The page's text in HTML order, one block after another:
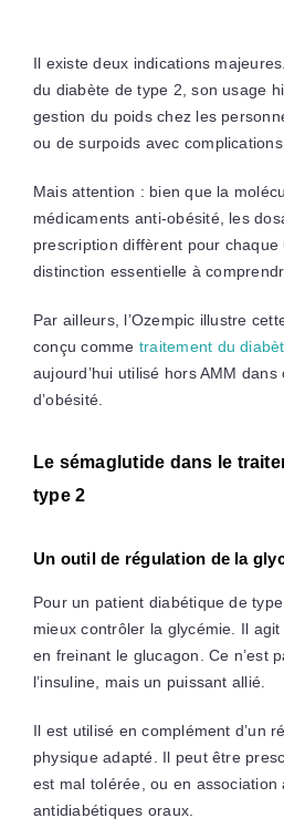
Il existe deux indications
du diabète de type 2, son usage
gestion du poids chez les
ou de surpoids avec complications.
Mais attention : bien que la
médicaments anti-obésité, les
prescription diffèrent pour chaque
distinction essentielle à
Par ailleurs, l’Ozempic illustre
conçu comme traitement du
aujourd’hui utilisé hors AMM
d’obésité.
Le sémaglutide dans le
type 2
Un outil de régulation de la
Pour un patient diabétique de
mieux contrôler la glycémie. Il
en freinant le glucagon. Ce n’est
l’insuline, mais un puissant allié.
Il est utilisé en complément d’un
physique adapté. Il peut être
est mal tolérée, ou en association
antidiabétiques oraux.